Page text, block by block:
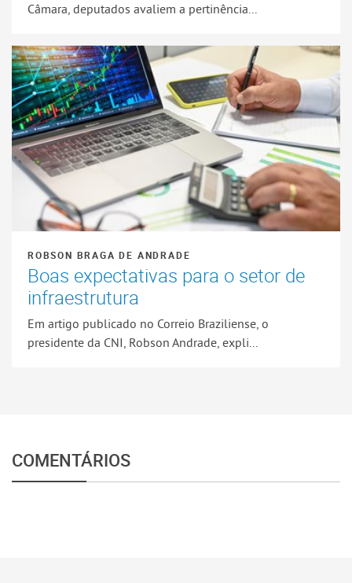
Câmara, deputados avaliem a pertinência...
ROBSON BRAGA DE ANDRADE
Boas expectativas para o setor de
infraestrutura
Em artigo publicado no Correio Braziliense, o
presidente da CNI, Robson Andrade, expli...
COMENTÁRIOS